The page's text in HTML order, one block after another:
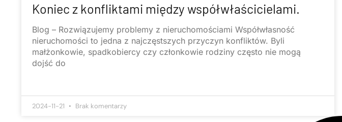
Koniec z konfliktami między współwłaścicielami.
Blog – Rozwiązujemy problemy z nieruchomościami Współwłasność
nieruchomości to jedna z najczęstszych przyczyn konfliktów. Byli
małżonkowie, spadkobiercy czy członkowie rodziny często nie mogą
dojść do
2024-11-21 Brak komentarzy